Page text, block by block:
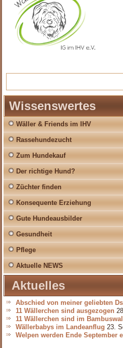
Wissenswertes
Wäller & Friends im IHV
Rassehundezucht
Zum Hundekauf
Der richtige Hund?
Züchter finden
Konsequente Erziehung
Gute Hundeausbilder
Gesundheit
Pflege
Aktuelle NEWS
Aktuelles
Abschied von meiner geliebten
11 Wällerchen sind ausgezogen
11 Wällerchen sind im
Wällerbabys im Landeanflug 23.
Welpen werden Ende September